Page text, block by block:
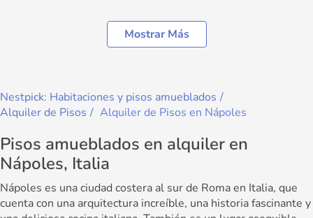
Mostrar Más
Nestpick: Habitaciones y pisos amueblados
Alquiler de Pisos
Alquiler de Pisos en Nápoles
Pisos amueblados en alquiler en
Nápoles, Italia
Nápoles es una ciudad costera al sur de Roma en Italia, que
cuenta con una arquitectura increíble, una historia fascinante y